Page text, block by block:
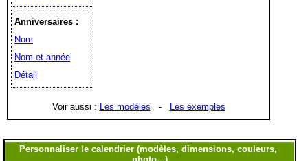
Anniversaires :
Nom
Nom et année
Détail
Voir aussi : Les modèles - Les exemples